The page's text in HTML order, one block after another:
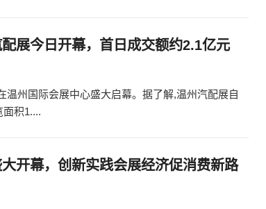
展今日开幕，首日成交额约2.1亿元
州国际会展中心盛大启幕。据了解,温州汽配展自
积1....
开幕，创新实践会展经济促消费新路